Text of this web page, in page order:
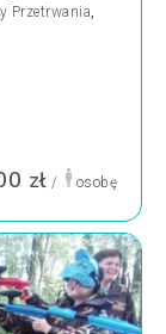
Przetrwania,
zł / osobę